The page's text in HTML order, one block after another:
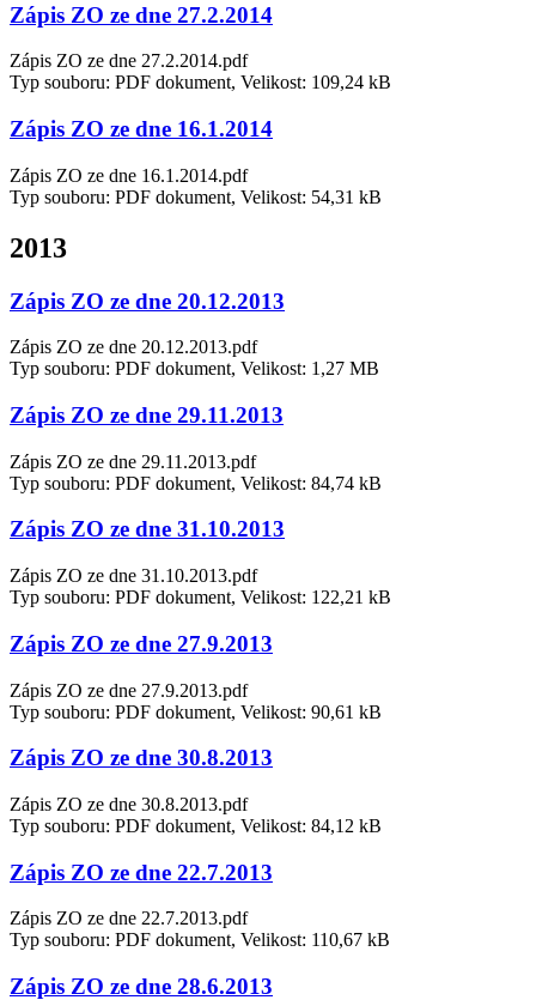
Zápis ZO ze dne 27.2.2014
Zápis ZO ze dne 27.2.2014.pdf
Typ souboru: PDF dokument, Velikost: 109,24 kB
Zápis ZO ze dne 16.1.2014
Zápis ZO ze dne 16.1.2014.pdf
Typ souboru: PDF dokument, Velikost: 54,31 kB
2013
Zápis ZO ze dne 20.12.2013
Zápis ZO ze dne 20.12.2013.pdf
Typ souboru: PDF dokument, Velikost: 1,27 MB
Zápis ZO ze dne 29.11.2013
Zápis ZO ze dne 29.11.2013.pdf
Typ souboru: PDF dokument, Velikost: 84,74 kB
Zápis ZO ze dne 31.10.2013
Zápis ZO ze dne 31.10.2013.pdf
Typ souboru: PDF dokument, Velikost: 122,21 kB
Zápis ZO ze dne 27.9.2013
Zápis ZO ze dne 27.9.2013.pdf
Typ souboru: PDF dokument, Velikost: 90,61 kB
Zápis ZO ze dne 30.8.2013
Zápis ZO ze dne 30.8.2013.pdf
Typ souboru: PDF dokument, Velikost: 84,12 kB
Zápis ZO ze dne 22.7.2013
Zápis ZO ze dne 22.7.2013.pdf
Typ souboru: PDF dokument, Velikost: 110,67 kB
Zápis ZO ze dne 28.6.2013